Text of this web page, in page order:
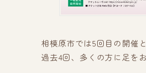
相模原市では5回目の開催
過去4回、多くの方に足を